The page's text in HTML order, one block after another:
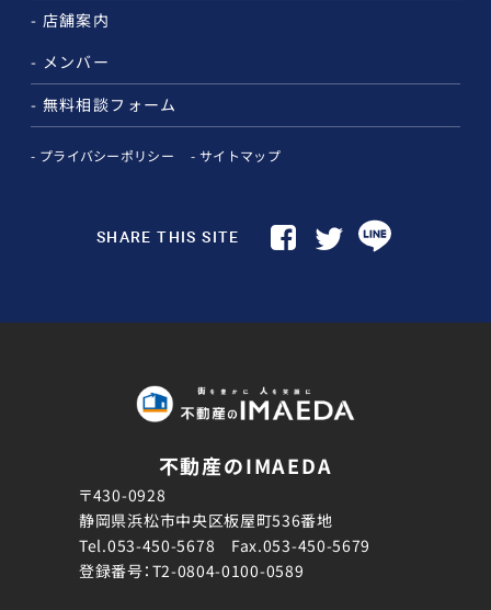
店舗案内
メンバー
無料相談フォーム
プライバシーポリシー サイトマップ
SHARE THIS SITE
不動産のIMAEDA
〒430-0928
静岡県浜松市中央区板屋町536番地
Tel.053-450-5678 Fax.053-450-5679
登録番号：T2-0804-0100-0589